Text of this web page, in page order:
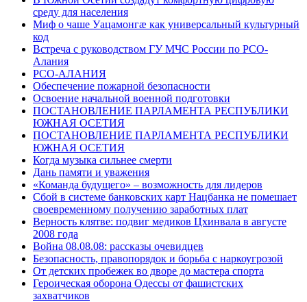
среду для населения
Миф о чаше Уацамонгæ как универсальный культурный
код
Встреча с руководством ГУ МЧС России по РСО-
Алания
РСО-АЛАНИЯ
Обеспечение пожарной безопасности
Освоение начальной военной подготовки
ПОСТАНОВЛЕНИЕ ПАРЛАМЕНТА РЕСПУБЛИКИ
ЮЖНАЯ ОСЕТИЯ
ПОСТАНОВЛЕНИЕ ПАРЛАМЕНТА РЕСПУБЛИКИ
ЮЖНАЯ ОСЕТИЯ
Когда музыка сильнее смерти
Дань памяти и уважения
«Команда будущего» – возможность для лидеров
Сбой в системе банковских карт Нацбанка не помешает
своевременному получению заработных плат
Верность клятве: подвиг медиков Цхинвала в августе
2008 года
Война 08.08.08: рассказы очевидцев
Безопасность, правопорядок и борьба с наркоугрозой
От детских пробежек во дворе до мастера спорта
Героическая оборона Одессы от фашистских
захватчиков